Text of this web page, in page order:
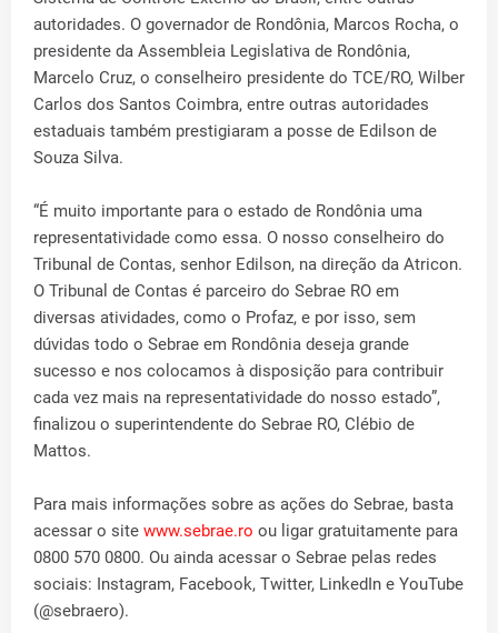
autoridades. O governador de Rondônia, Marcos Rocha, o
presidente da Assembleia Legislativa de Rondônia,
Marcelo Cruz, o conselheiro presidente do TCE/RO, Wilber
Carlos dos Santos Coimbra, entre outras autoridades
estaduais também prestigiaram a posse de Edilson de
Souza Silva.
“É muito importante para o estado de Rondônia uma
representatividade como essa. O nosso conselheiro do
Tribunal de Contas, senhor Edilson, na direção da Atricon.
O Tribunal de Contas é parceiro do Sebrae RO em
diversas atividades, como o Profaz, e por isso, sem
dúvidas todo o Sebrae em Rondônia deseja grande
sucesso e nos colocamos à disposição para contribuir
cada vez mais na representatividade do nosso estado”,
finalizou o superintendente do Sebrae RO, Clébio de
Mattos.
Para mais informações sobre as ações do Sebrae, basta
acessar o site www.sebrae.ro ou ligar gratuitamente para
0800 570 0800. Ou ainda acessar o Sebrae pelas redes
sociais: Instagram, Facebook, Twitter, LinkedIn e YouTube
(@sebraero).